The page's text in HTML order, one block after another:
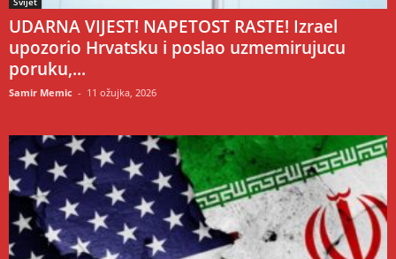
UDARNA VIJEST! NAPETOST RASTE! Izrael
upozorio Hrvatsku i poslao uzmemirujucu
poruku,...
Samir Memic - 11 ožujka, 2026